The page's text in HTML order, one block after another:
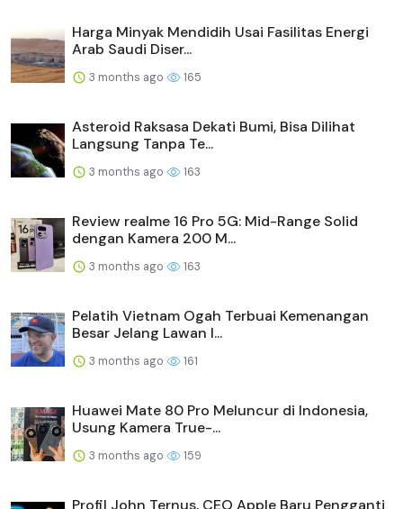
Harga Minyak Mendidih Usai Fasilitas Energi
Arab Saudi Diser...
3 months ago 165
Asteroid Raksasa Dekati Bumi, Bisa Dilihat
Langsung Tanpa Te...
3 months ago 163
Review realme 16 Pro 5G: Mid-Range Solid
dengan Kamera 200 M...
3 months ago 163
Pelatih Vietnam Ogah Terbuai Kemenangan
Besar Jelang Lawan I...
3 months ago 161
Huawei Mate 80 Pro Meluncur di Indonesia,
Usung Kamera True-...
3 months ago 159
Profil John Ternus, CEO Apple Baru Pengganti